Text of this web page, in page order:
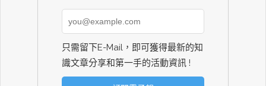
只需留下E-Mail，即可獲得最新的知
識文章分享和第一手的活動資訊 !